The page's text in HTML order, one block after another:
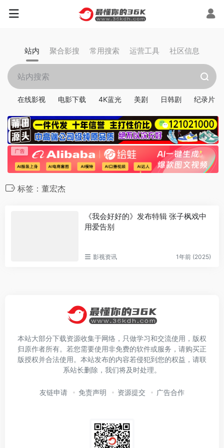
站内 聚合影搜 常用搜索 运营工具 社区信息
在线影视 电影下载 4K蓝光 美剧 日韩剧 纪录片
标签：董宏杰
《我会好好的》发布特辑 张子枫戏中
用爱告别
影视资讯 1年前 (2025)
本站大部分下载资源收集于网络，只做学习和交流使用，版权
归原作者所有。若您需要使用非免费的软件或服务，请购买正
版授权并合法使用。本站发布的内容若侵犯到您的权益，请联
系站长删除，我们将及时处理。
友链申请 免责声明 资源提交 广告合作